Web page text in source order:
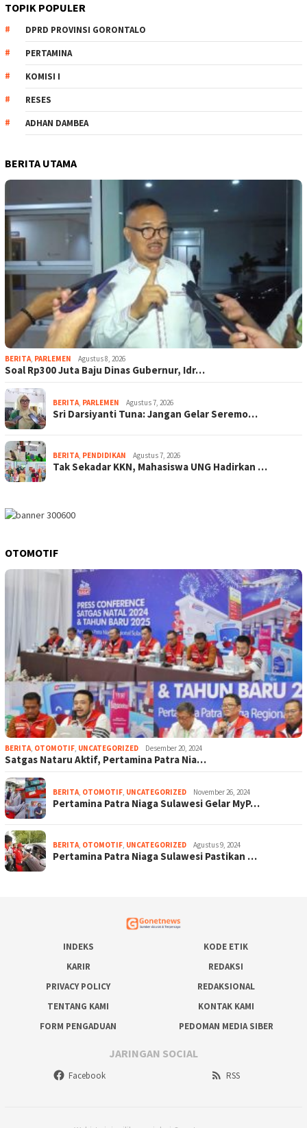
TOPIK POPULER
DPRD PROVINSI GORONTALO
PERTAMINA
KOMISI I
RESES
ADHAN DAMBEA
BERITA UTAMA
BERITA, PARLEMEN Agustus 8, 2026
Soal Rp300 Juta Baju Dinas Gubernur, Idr…
BERITA, PARLEMEN Agustus 7, 2026
Sri Darsiyanti Tuna: Jangan Gelar Seremo…
BERITA, PENDIDIKAN Agustus 7, 2026
Tak Sekadar KKN, Mahasiswa UNG Hadirkan …
OTOMOTIF
BERITA, OTOMOTIF, UNCATEGORIZED Desember 20, 2024
Satgas Nataru Aktif, Pertamina Patra Nia…
BERITA, OTOMOTIF, UNCATEGORIZED November 26, 2024
Pertamina Patra Niaga Sulawesi Gelar MyP…
BERITA, OTOMOTIF, UNCATEGORIZED Agustus 9, 2024
Pertamina Patra Niaga Sulawesi Pastikan …
INDEKS
KODE ETIK
KARIR
REDAKSI
PRIVACY POLICY
REDAKSIONAL
TENTANG KAMI
KONTAK KAMI
FORM PENGADUAN
PEDOMAN MEDIA SIBER
JARINGAN SOCIAL
Facebook RSS